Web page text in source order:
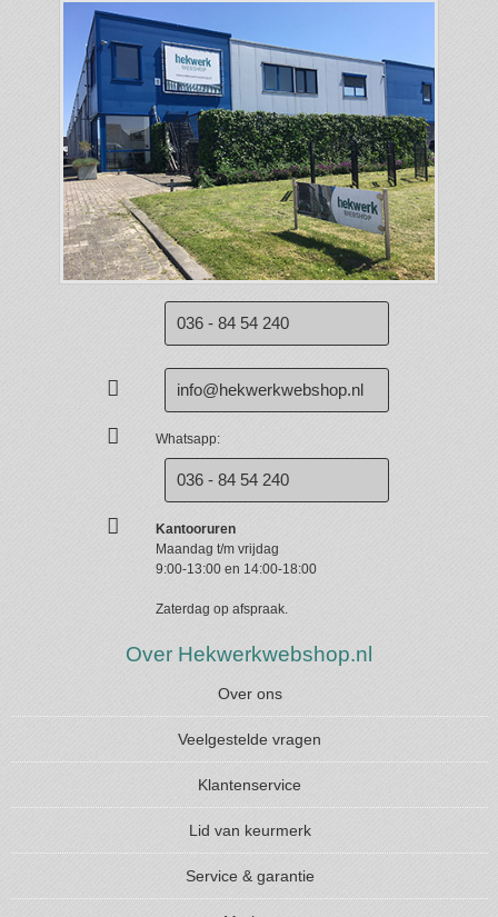
036 - 84 54 240
info@hekwerkwebshop.nl
Whatsapp:
036 - 84 54 240
Kantooruren
Maandag t/m vrijdag
9:00-13:00 en 14:00-18:00
Zaterdag op afspraak.
Over Hekwerkwebshop.nl
Over ons
Veelgestelde vragen
Klantenservice
Lid van keurmerk
Service & garantie